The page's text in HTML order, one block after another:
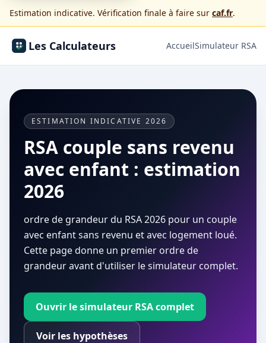
Estimation indicative. Vérification finale à faire sur caf.fr.
Les Calculateurs AccueilSimulateur RSA
ESTIMATION INDICATIVE 2026
RSA couple sans revenu
avec enfant : estimation
2026
ordre de grandeur du RSA 2026 pour un couple
avec enfant sans revenu et avec logement loué.
Cette page donne un premier ordre de
grandeur avant d'utiliser le simulateur complet.
Ouvrir le simulateur RSA complet
Voir les hypothèses